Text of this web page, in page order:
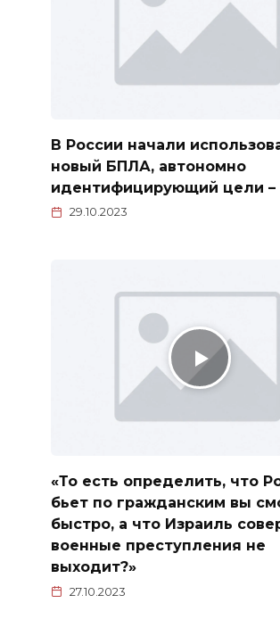
В России начали
новый БПЛА, автономно
идентифицирующий цели –
29.10.2023
«То есть определить, что
бьет по гражданским вы
быстро, а что Израиль
военные преступления не
выходит?»
27.10.2023